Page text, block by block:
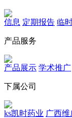
信息 定期报告 临
产品服务
产品展示 学术推广
下属公司
ks凯时药业 广西